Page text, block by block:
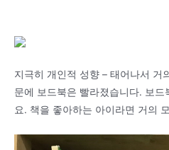
지극히 개인적 성향 – 태어나서 거
문에 보드북은 빨라졌습니다. 보
요. 책을 좋아하는 아이라면 거의